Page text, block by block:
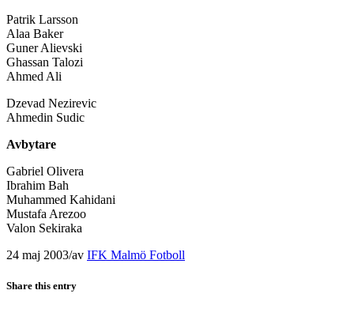
Patrik Larsson
Alaa Baker
Guner Alievski
Ghassan Talozi
Ahmed Ali
Dzevad Nezirevic
Ahmedin Sudic
Avbytare
Gabriel Olivera
Ibrahim Bah
Muhammed Kahidani
Mustafa Arezoo
Valon Sekiraka
24 maj 2003/av IFK Malmö Fotboll
Share this entry